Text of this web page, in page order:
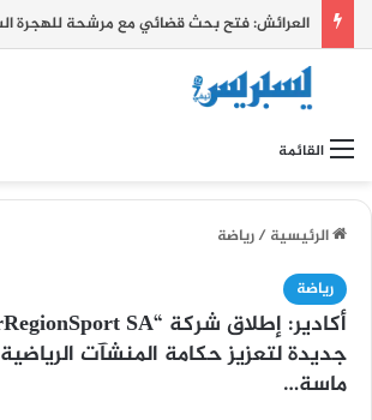
القائمة
الرئيسية/رياضة
رياضة
جديدة لتعزيز حكامة المنشآت
ماسة…